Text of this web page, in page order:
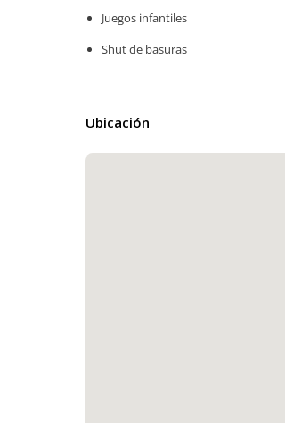
Juegos infantiles
Shut de basuras
Ubicación